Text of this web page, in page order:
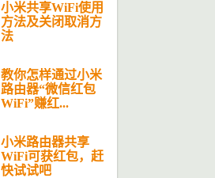
小米共享WiFi使用
方法及关闭取消方
法
教你怎样通过小米
路由器“微信红包
WiFi”赚红...
小米路由器共享
WiFi可获红包，赶
快试试吧